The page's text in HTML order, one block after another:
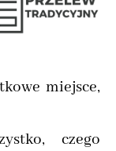
miejsce,
czego